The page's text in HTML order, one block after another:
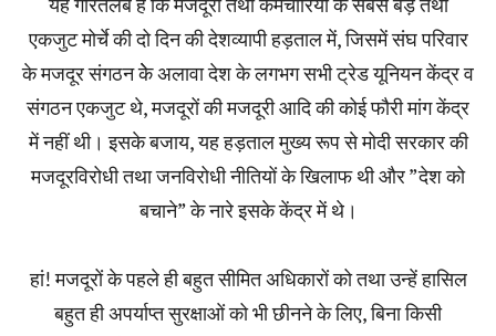
एकजुट मोर्चे की दो दिन की देशव्यापी हड़ताल में, जिसमें संघ परिवार
के मजदूर संगठन केे अलावा देश के लगभग सभी ट्रेड यूनियन केंद्र व
संगठन एकजुट थे, मजदूरों की मजदूरी आदि की कोई फौरी मांग केंद्र
में नहीं थी। इसके बजाय, यह हड़ताल मुख्य रूप से मोदी सरकार की
मजदूरविरोधी तथा जनविरोधी नीतियों के खिलाफ थी और ”देश को
बचाने” के नारे इसके केंद्र में थे।
हां! मजदूरों के पहले ही बहुत सीमित अधिकारों को तथा उन्हें हासिल
बहुत ही अपर्याप्त सुरक्षाओं को भी छीनने के लिए, बिना किसी